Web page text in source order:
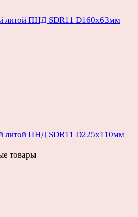
литой ПНД SDR11 D160х63мм
литой ПНД SDR11 D225х110мм
товары